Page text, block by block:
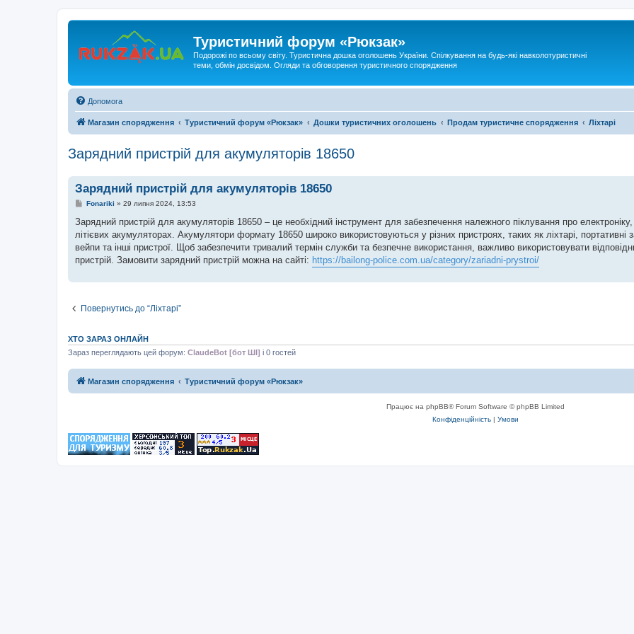
Туристичний форум «Рюкзак»
Подорожі по всьому світу. Туристична дошка оголошень України. Спілкування на будь-які навколотуристичні
теми, обмін досвідом. Огляди та обговорення туристичного спорядження
Допомога
Магазин спорядження Туристичний форум «Рюкзак» Дошки туристичних оголошень Продам туристичне спорядження Ліхтарі
Зарядний пристрій для акумуляторів 18650
Зарядний пристрій для акумуляторів 18650
П
в
д
о
л
Fonariki » 29 липня 2024, 13:53
Зарядний пристрій для акумуляторів 18650 – це необхідний інструмент для забезпечення належного піклування про
літієвих акумуляторах. Акумулятори формату 18650 широко використовуються у різних пристроях, таких як ліхтарі, портативні
вейпи та інші пристрої. Щоб забезпечити тривалий термін служби та безпечне використання, важливо використовувати
пристрій. Замовити зарядний пристрій можна на сайті: https://bailong-police.com.ua/category/zariadni-prystroi/
Повернутись до “Ліхтарі”
ХТО ЗАРАЗ ОНЛАЙН
Зараз переглядають цей форум: ClaudeBot [бот ШІ] і 0 гостей
Магазин спорядження Туристичний форум «Рюкзак»
Працює на phpBB® Forum Software © phpBB Limited
Конфіденційність | Умови